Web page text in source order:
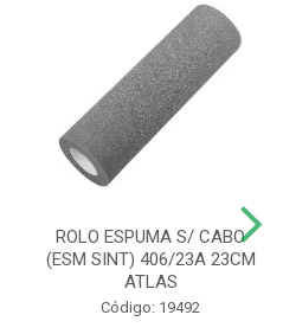
ROLO ESPUMA S/ CABO
(ESM SINT) 406/23A 23CM
ATLAS
Código: 19492